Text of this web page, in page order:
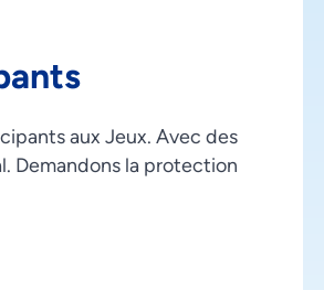
aux Jeux. Avec des
Demandons la protection